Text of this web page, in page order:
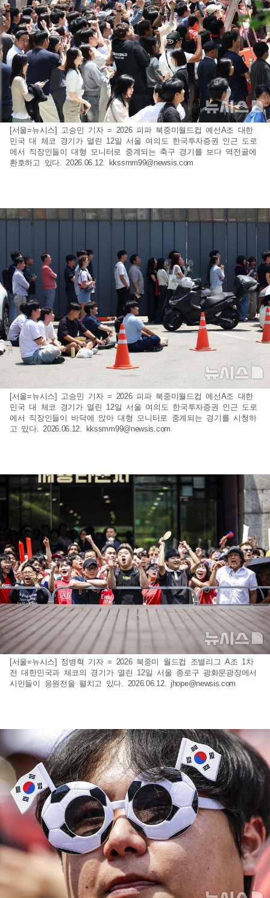
[서울=뉴시스] 고승민 기자 = 2026 피파 북중미월드컵 예선A조 대한
민국 대 체코 경기가 열린 12일 서울 여의도 한국투자증권 인근 도로
에서 직장인들이 대형 모니터로 중계되는 축구 경기를 보다 역전골에
환호하고 있다. 2026.06.12.
kkssmm99@newsis.com
[서울=뉴시스] 고승민 기자 = 2026 피파 북중미월드컵 예선A조 대한
민국 대 체코 경기가 열린 12일 서울 여의도 한국투자증권 인근 도로
에서 직장인들이 바닥에 앉아 대형 모니터로 중계되는 경기를 시청하
고 있다. 2026.06.12. kkssmm99@newsis.com
[서울=뉴시스] 정병혁 기자 = 2026 북중미 월드컵 조별리그 A조 1차
전 대한민국과 체코의 경기가 열린 12일 서울 종로구 광화문광장에서
시민들이 응원전을 펼치고 있다. 2026.06.12. jhope@newsis.com